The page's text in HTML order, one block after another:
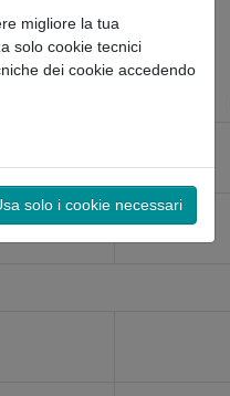
migliore la tua
solo cookie tecnici
dei cookie accedendo
solo i cookie necessari